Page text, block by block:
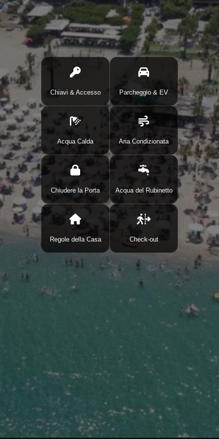
Chiavi & Accesso Parcheggio & EV
Acqua Calda Aria Condizionata
Chiudere la Porta Acqua del Rubinetto
Regole della Casa Check-out